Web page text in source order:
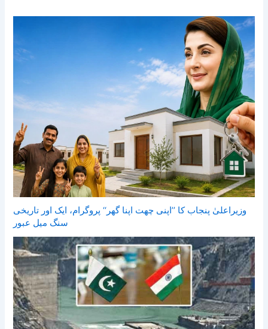
وزیراعلیٰ پنجاب کا ’’اپنی چھت اپنا گھر‘‘ پروگرام، ایک اور تاریخی
سنگ میل عبور